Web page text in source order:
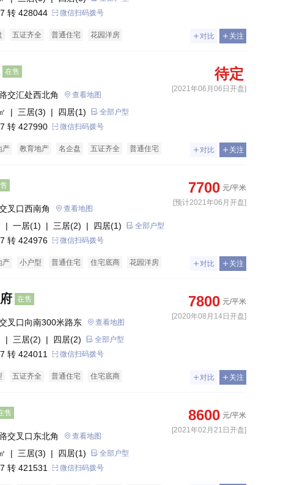
转 428044 微信扫码拨号
五证齐全 普通住宅 花园洋房 对比 关注
在售 待定
[2021年06月06日开盘]
交汇处西北角 查看地图
| 三居(3) | 四居(1) 全部户型
转 427990 微信扫码拨号
产 教育地产 名企盘 五证齐全
普通住宅
对比 关注
7700 元/平米
[预计2021年06月开盘]
叉口西南角 查看地图
| 一居(1) | 三居(2) | 四居(1) 全部户型
转 424976 微信扫码拨号
产 小户型 普通住宅 住宅底商
花园洋房
对比 关注
在售 7800 元/平米
[2020年08月14日开盘]
叉口向南300米路东 查看地图
| 三居(2) | 四居(2) 全部户型
转 424011 微信扫码拨号
五证齐全 普通住宅 住宅底商 对比 关注
售 8600 元/平米
[2021年02月21日开盘]
交叉口东北角 查看地图
| 三居(3) | 四居(1) 全部户型
转 421531 微信扫码拨号